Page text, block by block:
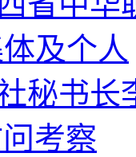
及个人
秘书长
考察